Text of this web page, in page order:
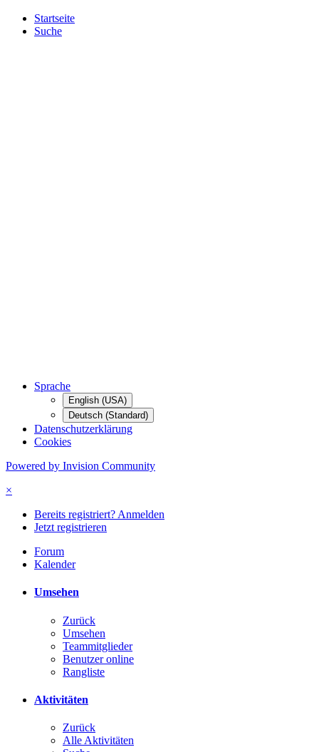
Startseite
Suche
Sprache
English (USA)
Deutsch (Standard)
Datenschutzerklärung
Cookies
Powered by Invision Community
×
Bereits registriert? Anmelden
Jetzt registrieren
Forum
Kalender
Umsehen
Zurück
Umsehen
Teammitglieder
Benutzer online
Rangliste
Aktivitäten
Zurück
Alle Aktivitäten